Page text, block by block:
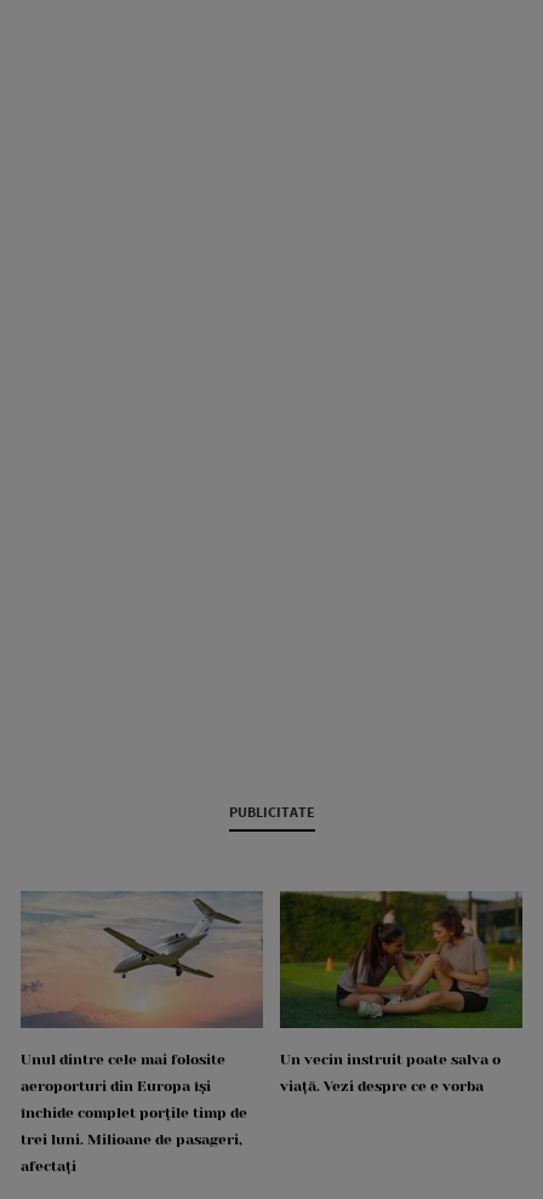
PUBLICITATE
Unul dintre cele mai folosite
aeroporturi din Europa își
închide complet porțile timp de
trei luni. Milioane de pasageri,
afectați
Un vecin instruit poate salva o
viață. Vezi despre ce e vorba